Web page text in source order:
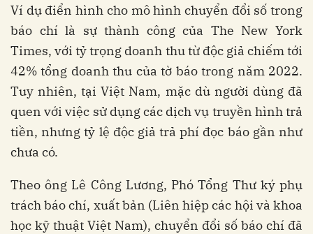
Ví dụ điển hình cho mô hình chuyển đổi số trong
báo chí là sự thành công của The New York
Times, với tỷ trọng doanh thu từ độc giả chiếm tới
42% tổng doanh thu của tờ báo trong năm 2022.
Tuy nhiên, tại Việt Nam, mặc dù người dùng đã
quen với việc sử dụng các dịch vụ truyền hình trả
tiền, nhưng tỷ lệ độc giả trả phí đọc báo gần như
chưa có.
Theo ông Lê Công Lương, Phó Tổng Thư ký phụ
trách báo chí, xuất bản (Liên hiệp các hội và khoa
học kỹ thuật Việt Nam), chuyển đổi số báo chí đã